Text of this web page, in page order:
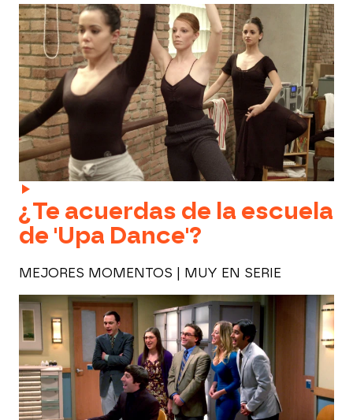
¿Te acuerdas de la escuela
de 'Upa Dance'?
MEJORES MOMENTOS | MUY EN SERIE